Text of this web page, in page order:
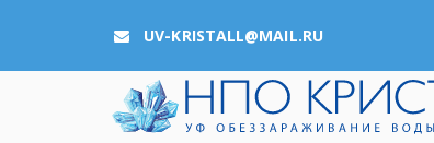
UV-KRISTALL@MAIL.RU